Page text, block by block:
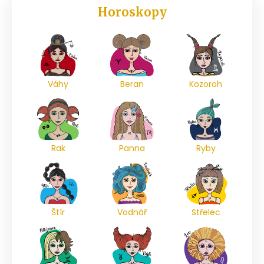
Horoskopy
Váhy Beran Kozoroh
Rak Panna Ryby
Štír Vodnář Střelec